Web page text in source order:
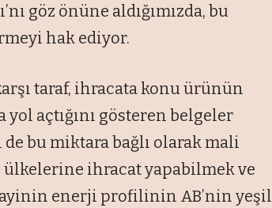
göz önüne aldığımızda, bu
hak ediyor.
taraf, ihracata konu ürünün
açtığını gösteren belgeler
bu miktara bağlı olarak mali
ihracat yapabilmek ve
enerji profilinin AB’nin yeşil